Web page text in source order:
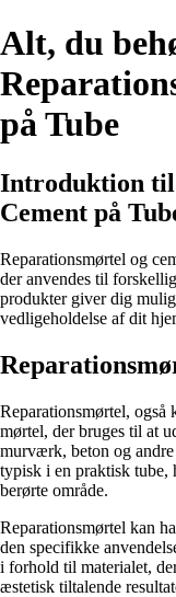
Alt, du
på Tube
Introduktion til
Cement på
Reparationsmørtel og
der anvendes til
produkter giver dig
vedligeholdelse af dit
Reparationsmørtel, også
mørtel, der bruges til at
murværk, beton og
typisk i en praktisk tube,
berørte område.
Reparationsmørtel kan
den specifikke
i forhold til materialet,
æstetisk tiltalende